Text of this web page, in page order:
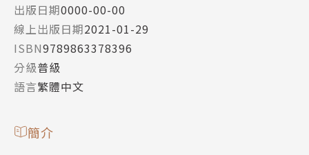
出版日期0000-00-00
線上出版日期2021-01-29
ISBN9789863378396
分級普級
語言繁體中文
簡介